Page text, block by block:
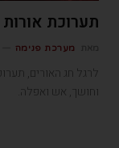
תערוכת
מערכת פנימה
לרגל חג האורים,
וחושך, אש ואפלה.